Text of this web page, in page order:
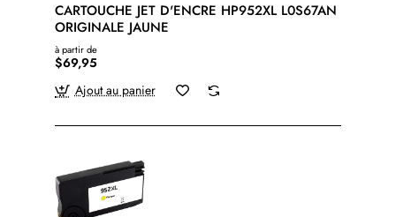
CARTOUCHE JET D'ENCRE HP952XL L0S67AN
ORIGINALE JAUNE
à partir de
$69,95
Ajout au panier